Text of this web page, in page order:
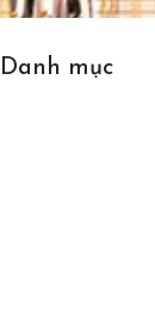
Danh mục